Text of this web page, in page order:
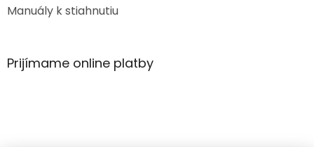
Manuály k stiahnutiu
Prijímame online platby